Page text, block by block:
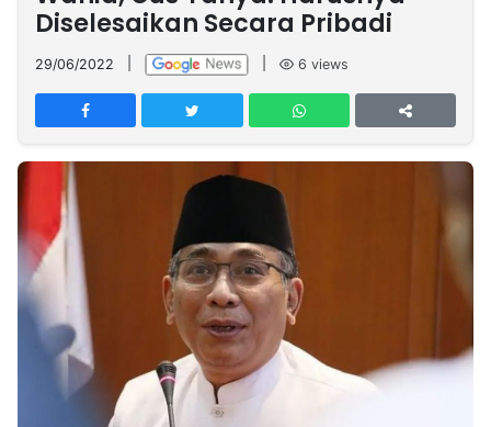
Network
PT
TREETAN
INDONESIA
Partner
Insight
NTB
Suara
Time
Lens
IDN
Daily
Jogja
Jalan
Rakyat
Idealita
News
Kita
Notice
Dinamikapost.com
Radar
Baru
Seedbacklink
Kabarbaru
Diselesaikan Secara Pribadi
29/06/2022 6 views